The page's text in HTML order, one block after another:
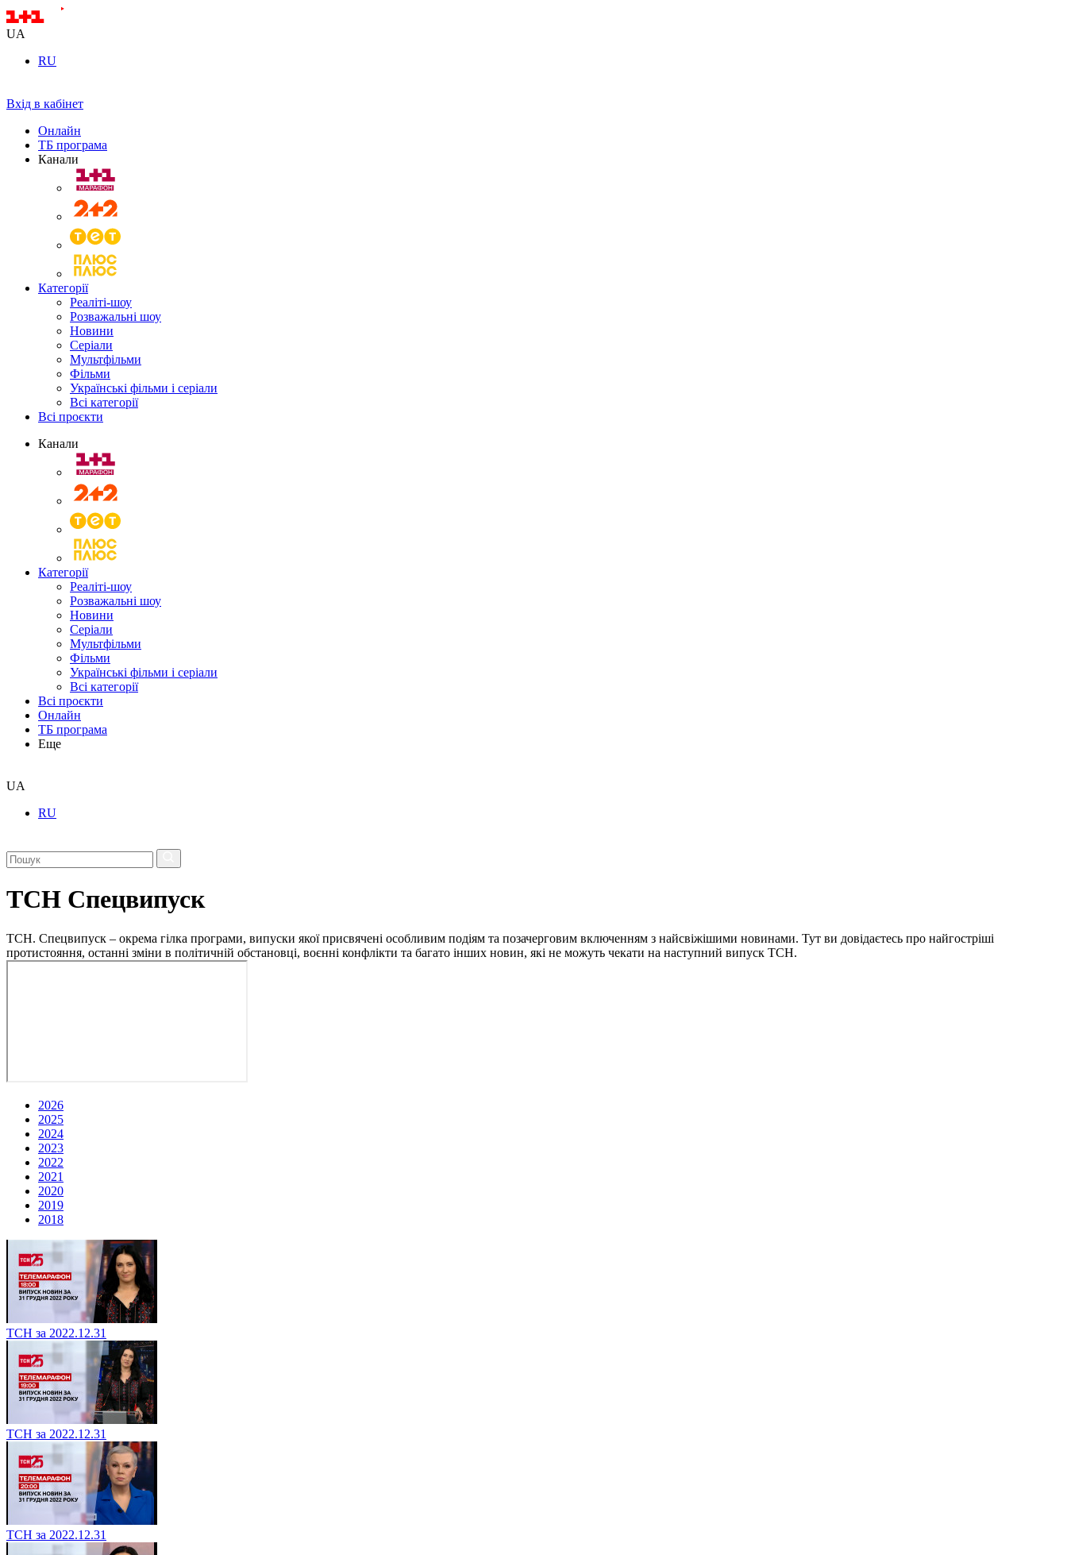
UA
RU
Вхід в кабінет
Онлайн
ТБ програма
Канали
Категорії
Реаліті-шоу
Розважальні шоу
Новини
Серіали
Мультфільми
Фільми
Українські фільми і серіали
Всі категорії
Всі проєкти
Канали
Категорії
Реаліті-шоу
Розважальні шоу
Новини
Серіали
Мультфільми
Фільми
Українські фільми і серіали
Всі категорії
Всі проєкти
Онлайн
ТБ програма
Еще
UA
RU
ТСН Спецвипуск
ТСН. Спецвипуск – окрема гілка програми, випуски якої присвячені особливим подіям та позачерговим включенням з найсвіжішими новинами. Тут ви довідаєтесь про найгостріші
протистояння, останні зміни в політичній обстановці, воєнні конфлікти та багато інших новин, які не можуть чекати на наступний випуск ТСН.
2026
2025
2024
2023
2022
2021
2020
2019
2018
ТСН за 2022.12.31
ТСН за 2022.12.31
ТСН за 2022.12.31